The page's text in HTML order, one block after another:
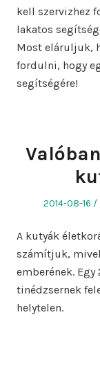
kell szervizhez
lakatos
Most eláruljuk,
fordulni, hogy
segítségére!
Posted
2014-08-16
A kutyák
számítjuk,
emberének. Egy
tinédzsernek
helytelen.